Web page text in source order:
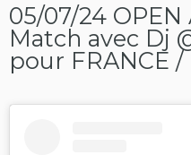
05/07/24 OPEN
Match avec Dj
pour FRANCE /